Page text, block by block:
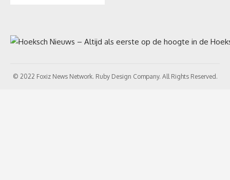
© 2022 Foxiz News Network. Ruby Design Company. All Rights Reserved.